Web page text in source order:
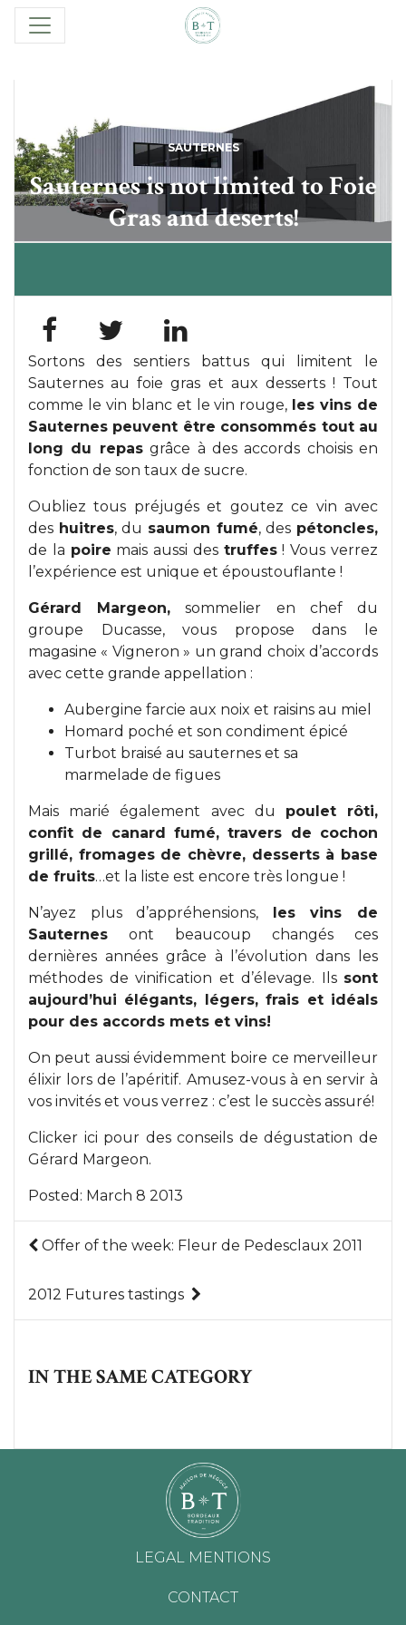
SAUTERNES
Sauternes is not limited to Foie
Gras and deserts!
Sortons des sentiers battus qui limitent le
Sauternes au foie gras et aux desserts ! Tout
comme le vin blanc et le vin rouge, les vins de
Sauternes peuvent être consommés tout au
long du repasgrâce à des accords choisis en
fonction de son taux de sucre.
Oubliez tous préjugés et goutez ce vin avec
des huitres, du saumon fumé, des pétoncles,
de la poire mais aussi des truffes! Vous verrez
l’expérience est unique et époustouflante !
Gérard Margeon, sommelier en chef du
groupe Ducasse, vous propose dans le
magasine « Vigneron » un grand choix d’accords
avec cette grande appellation :
Aubergine farcie aux noix et raisins au miel
Homard poché et son condiment épicé
Turbot braisé au sauternes et sa
marmelade de figues
Mais marié également avec du poulet rôti,
confit de canard fumé, travers de cochon
grillé, fromages de chèvre, desserts à base
de fruits…et la liste est encore très longue !
N’ayez plus d’appréhensions, les vins de
Sauternes ont beaucoup changés ces
dernières années grâce à l’évolution dans les
méthodes de vinification et d’élevage. Ils sont
aujourd’hui élégants, légers, frais et idéals
pour des accords mets et vins!
On peut aussi évidemment boire ce merveilleur
élixir lors de l’apéritif. Amusez-vous à en servir à
vos invités et vous verrez : c’est le succès assuré!
Clicker ici pour des conseils de dégustation de
Gérard Margeon.
Posted: March 8 2013
Offer of the week: Fleur de Pedesclaux 2011
2012 Futures tastings
IN THE SAME CATEGORY
LEGAL MENTIONS
CONTACT